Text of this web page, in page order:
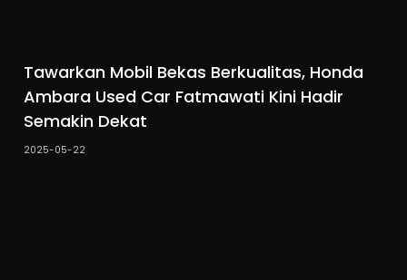
Tawarkan Mobil Bekas Berkualitas, Honda
Ambara Used Car Fatmawati Kini Hadir
Semakin Dekat
2025-05-22